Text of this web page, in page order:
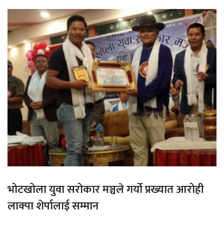
भोटखोला युवा सरोकार मञ्चले गर्यो प्रख्यात आरोही
लाक्पा शेर्पालाई सम्मान